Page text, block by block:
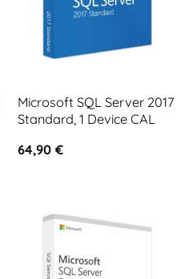
Microsoft SQL Server 2017
Standard, 1 Device CAL
64,90 €